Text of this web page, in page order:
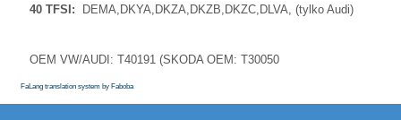
40 TFSI:
DEMA,DKYA,DKZA,DKZB,DKZC,DLVA, (tylko Audi)
OEM VW/AUDI: T40191 (SKODA OEM: T30050
FaLang translation system by Faboba